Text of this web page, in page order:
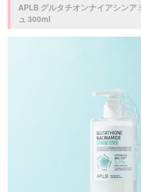
APLB グルタチオンナイアシンア
ュ 300ml